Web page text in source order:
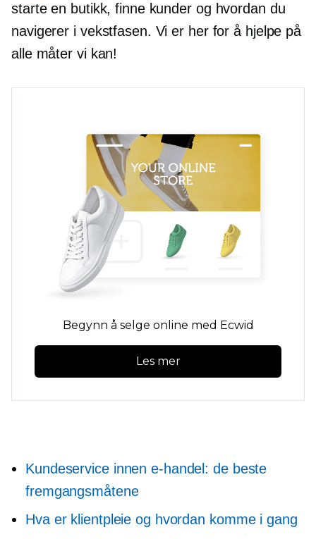
starte en butikk, finne kunder og hvordan du
navigerer i vekstfasen. Vi er her for å hjelpe på
alle måter vi kan!
Begynn å selge online med Ecwid
Les mer
Kundeservice innen e-handel: de beste
fremgangsmåtene
Hva er klientpleie og hvordan komme i gang